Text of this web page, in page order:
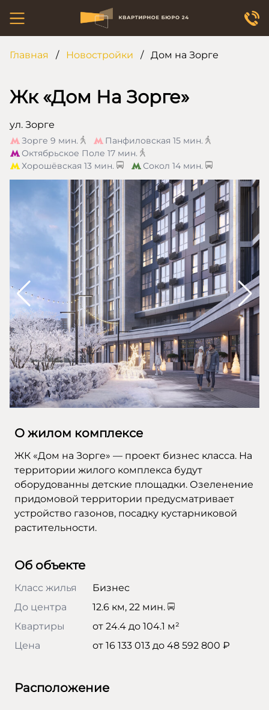
Главная / Новостройки / Дом на Зорге
Жк «Дом На Зорге»
ул. Зорге
Зорге 9 мин. Панфиловская 15 мин.
Октябрьское Поле 17 мин.
Хорошёвская 13 мин. Сокол 14 мин.
О жилом комплексе
ЖК «Дом на Зорге» — проект бизнес класса. На
территории жилого комплекса будут
оборудованны детские площадки. Озеленение
придомовой территории предусматривает
устройство газонов, посадку кустарниковой
растительности.
Об объекте
Класс жилья
Бизнес
До центра
12.6 км, 22 мин.
Квартиры
от 24.4 до 104.1 м²
Цена
от 16 133 013 до 48 592 800 ₽
Расположение